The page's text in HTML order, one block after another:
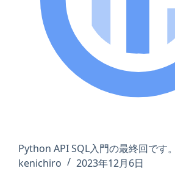
Python API SQL入門の最終回です
kenichiro
2023年12月6日